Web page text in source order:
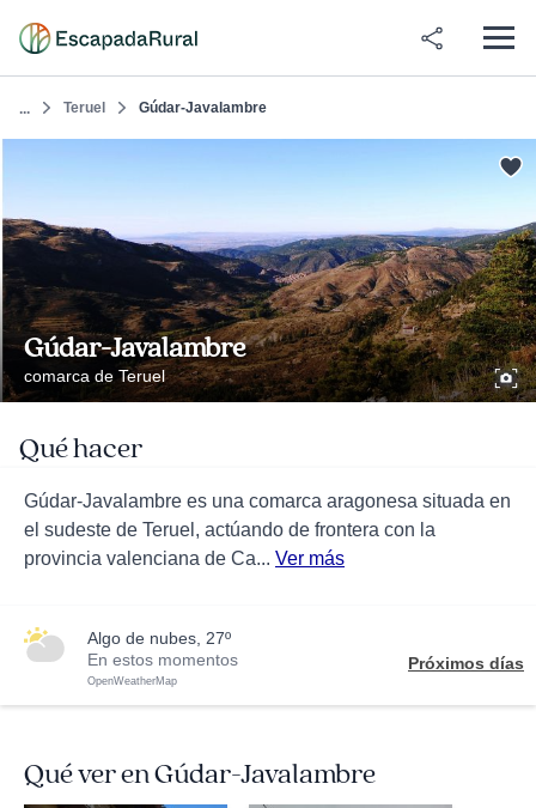
... Teruel Gúdar-Javalambre
Gúdar-Javalambre
comarca de Teruel
Qué hacer
Gúdar-Javalambre es una comarca aragonesa situada en
el sudeste de Teruel, actúando de frontera con la
provincia valenciana de Ca... Ver más
algo de nubes, 27º
En estos momentos
OpenWeatherMap
Próximos días
Qué ver en Gúdar-Javalambre